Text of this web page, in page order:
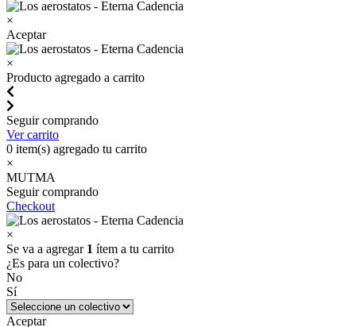
×
Aceptar
×
Producto agregado a carrito
Seguir comprando
Ver carrito
0 item(s) agregado tu carrito
×
MUTMA
Seguir comprando
Checkout
×
Se va a agregar 1 ítem a tu carrito
¿Es para un colectivo?
No
Sí
Aceptar